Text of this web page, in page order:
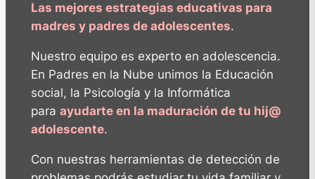
Las mejores estrategias educativas para
madres y padres de adolescentes.
Nuestro equipo es experto en adolescencia.
En Padres en la Nube unimos la Educación
social, la Psicología y la Informática
para ayudarte en la maduración de tu hij@
adolescente.
Con nuestras herramientas de detección de